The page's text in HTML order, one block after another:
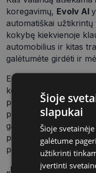
koregavimų, Evolv AI
automatiškai
kokybę kiekvienoje
automobilius ir kitas
galėtumėte girdėti ir
Evolv AI klausos
kokybe, puikiu
poreikių, taip pat turi
prietaisais, kuomet
garso sistemų garso
pirmieji sukūrė Jūsų
perduoda informaciją
„Evolv AI“– tai
Šioje
slapukai
Šioje
galėtume
užtikrinti
įvertinti